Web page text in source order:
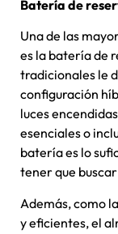
Batería de
Una de las
es la batería de
tradicionales le
configuración
luces
esenciales o
batería es lo
tener que
Además, como
y eficientes, el